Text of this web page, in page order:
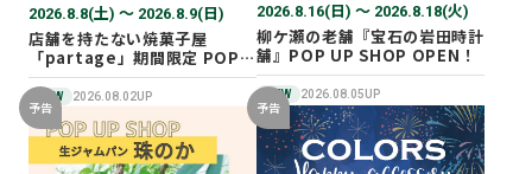
2026.8.8(土) 〜 2026.8.9(日)
店舗を持たない焼菓子屋
「partage」期間限定 POP
UP SHOP オープン！
NEW 2026.08.02UP
2026.8.16(日) 〜 2026.8.18(火)
柳ケ瀬の老舗『宝石の岩田時計
舗』POP UP SHOP OPEN！
NEW 2026.08.05UP
予告 予告